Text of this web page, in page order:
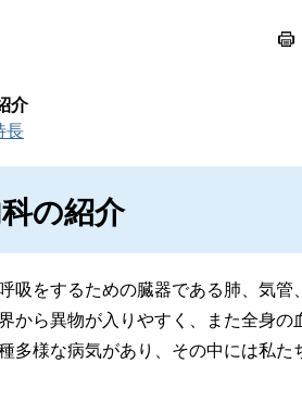
介
長
の紹介
吸をするための臓器である肺、気管
から異物が入りやすく、また全身
多様な病気があり、その中には私